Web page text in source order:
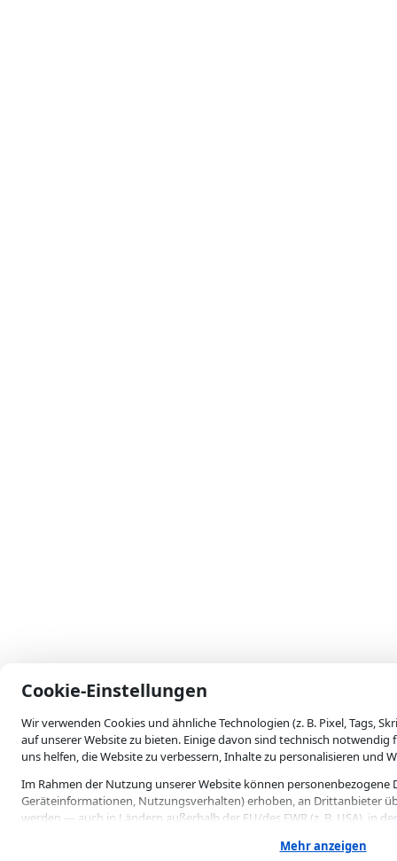
Cookie-Einstellungen
Wir verwenden Cookies und ähnliche Technologien (z. B. Pixel, Tags,
auf unserer Website zu bieten. Einige davon sind technisch notwendig
uns helfen, die Website zu verbessern, Inhalte zu personalisieren und
Im Rahmen der Nutzung unserer Website können personenbezogene
Geräteinformationen, Nutzungsverhalten) erhoben, an Drittanbieter
werden — auch in Ländern außerhalb der EU/des EWR (z. B. USA), in
Mehr anzeigen